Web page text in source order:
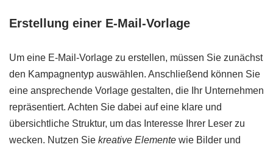
Erstellung einer E-Mail-Vorlage
Um eine E-Mail-Vorlage zu erstellen, müssen Sie zunächst
den Kampagnentyp auswählen. Anschließend können Sie
eine ansprechende Vorlage gestalten, die Ihr Unternehmen
repräsentiert. Achten Sie dabei auf eine klare und
übersichtliche Struktur, um das Interesse Ihrer Leser zu
wecken. Nutzen Sie kreative Elemente wie Bilder und